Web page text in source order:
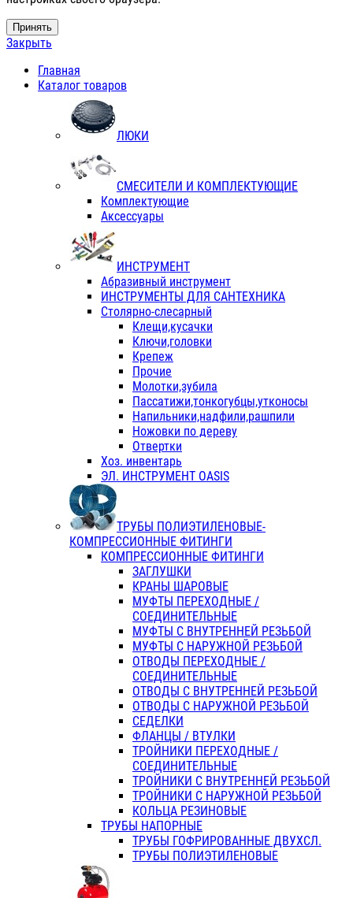
Принять
Закрыть
Главная
Каталог товаров
ЛЮКИ
СМЕСИТЕЛИ И КОМПЛЕКТУЮЩИЕ
Комплектующие
Аксессуары
ИНСТРУМЕНТ
Абразивный инструмент
ИНСТРУМЕНТЫ ДЛЯ САНТЕХНИКА
Столярно-слесарный
Клещи,кусачки
Ключи,головки
Крепеж
Прочие
Молотки,зубила
Пассатижи,тонкогубцы,утконосы
Напильники,надфили,рашпили
Ножовки по дереву
Отвертки
Хоз. инвентарь
ЭЛ. ИНСТРУМЕНТ OASIS
ТРУБЫ ПОЛИЭТИЛЕНОВЫЕ-
КОМПРЕССИОННЫЕ ФИТИНГИ
КОМПРЕССИОННЫЕ ФИТИНГИ
ЗАГЛУШКИ
КРАНЫ ШАРОВЫЕ
МУФТЫ ПЕРЕХОДНЫЕ /
СОЕДИНИТЕЛЬНЫЕ
МУФТЫ С ВНУТРЕННЕЙ РЕЗЬБОЙ
МУФТЫ С НАРУЖНОЙ РЕЗЬБОЙ
ОТВОДЫ ПЕРЕХОДНЫЕ /
СОЕДИНИТЕЛЬНЫЕ
ОТВОДЫ С ВНУТРЕННЕЙ РЕЗЬБОЙ
ОТВОДЫ С НАРУЖНОЙ РЕЗЬБОЙ
СЕДЕЛКИ
ФЛАНЦЫ / ВТУЛКИ
ТРОЙНИКИ ПЕРЕХОДНЫЕ /
СОЕДИНИТЕЛЬНЫЕ
ТРОЙНИКИ С ВНУТРЕННЕЙ РЕЗЬБОЙ
ТРОЙНИКИ С НАРУЖНОЙ РЕЗЬБОЙ
КОЛЬЦА РЕЗИНОВЫЕ
ТРУБЫ НАПОРНЫЕ
ТРУБЫ ГОФРИРОВАННЫЕ ДВУХСЛ.
ТРУБЫ ПОЛИЭТИЛЕНОВЫЕ